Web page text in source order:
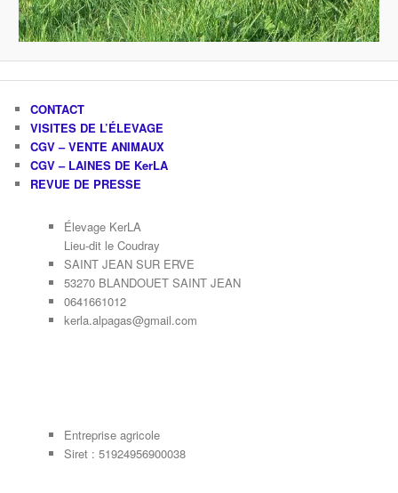
CONTACT
VISITES DE L’ÉLEVAGE
CGV – VENTE ANIMAUX
CGV – LAINES DE KerLA
REVUE DE PRESSE
Élevage KerLA
Lieu-dit le Coudray
SAINT JEAN SUR ERVE
53270 BLANDOUET SAINT JEAN
0641661012
kerla.alpagas@gmail.com
Entreprise agricole
Siret : 51924956900038